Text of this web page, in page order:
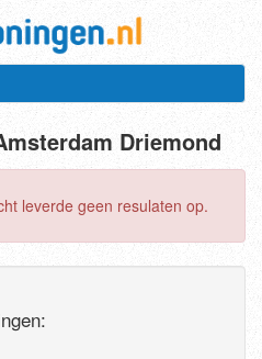
Driemond
leverde geen resulaten op.